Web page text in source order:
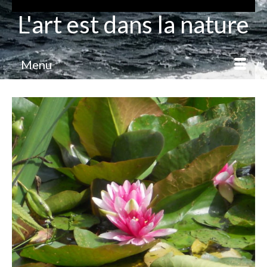
L'art est dans la nature
Menu